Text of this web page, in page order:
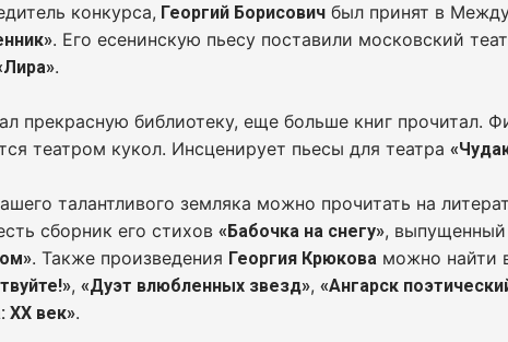
конкурса, Георгий Борисович был принят в
. Его есенинскую пьесу поставили московский
.
прекрасную библиотеку, еще больше книг прочитал.
театром кукол. Инсценирует пьесы для театра
талантливого земляка можно прочитать на
сборник его стихов«Бабочка на снегу», выпущенный
. Также произведения Георгия Крюкова можно найти
,«Дуэт влюбленных звезд»,«Ангарск
XX век».